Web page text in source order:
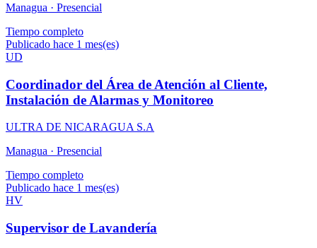
Managua · Presencial
Tiempo completo
Publicado hace 1 mes(es)
UD
Coordinador del Área de Atención al Cliente,
Instalación de Alarmas y Monitoreo
ULTRA DE NICARAGUA S.A
Managua · Presencial
Tiempo completo
Publicado hace 1 mes(es)
HV
Supervisor de Lavandería